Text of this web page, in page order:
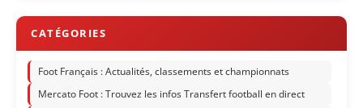
Foot Français : Actualités, classements et championnats
Mercato Foot : Trouvez les infos Transfert football en direct